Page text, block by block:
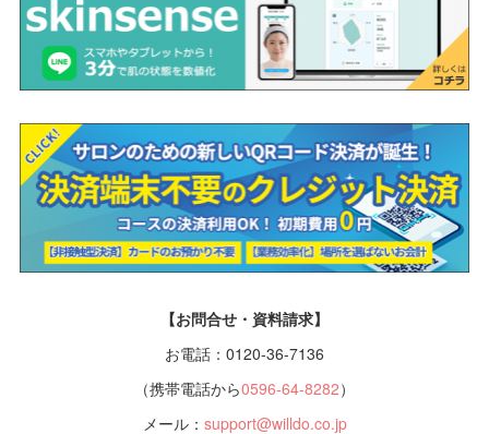
【お問合せ・資料請求】
お電話：0120-36-7136
（携帯電話から0596-64-8282）
メール： support@willdo.co.jp